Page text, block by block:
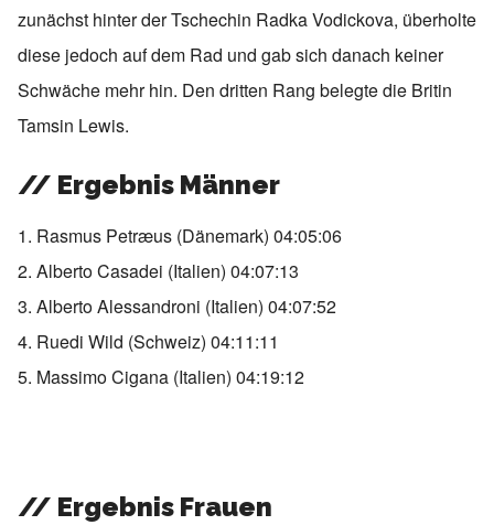
zunächst hinter der Tschechin Radka Vodickova, überholte
diese jedoch auf dem Rad und gab sich danach keiner
Schwäche mehr hin. Den dritten Rang belegte die Britin
Tamsin Lewis.
// Ergebnis Männer
1. Rasmus Petræus (Dänemark) 04:05:06
2. Alberto Casadei (Italien) 04:07:13
3. Alberto Alessandroni (Italien) 04:07:52
4. Ruedi Wild (Schweiz) 04:11:11
5. Massimo Cigana (Italien) 04:19:12
// Ergebnis Frauen